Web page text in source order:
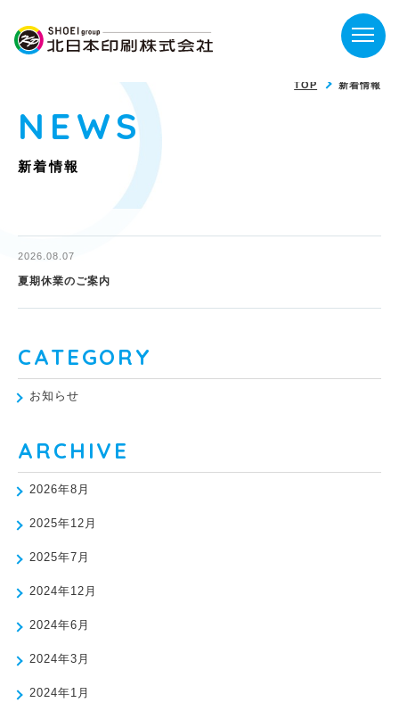
TOP 新着情報
NEWS
新着情報
2026.08.07
夏期休業のご案内
CATEGORY
お知らせ
ARCHIVE
2026年8月
2025年12月
2025年7月
2024年12月
2024年6月
2024年3月
2024年1月